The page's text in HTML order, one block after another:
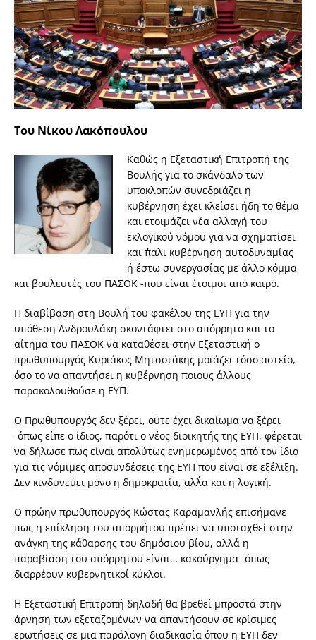
Του Νίκου Λακόπουλου
Καθώς η Εξεταστική Επιτροπή της
Βουλής για το σκάνδαλο των
υποκλοπών συνεδριάζει η
κυβέρνηση έχει κλείσει ήδη το θέμα
και ετοιμάζει νέα αλλαγή του
εκλογικού νόμου για να σχηματίσει
και π΄άλι κυβέρνηση αυτοδυναμίας
ή έστω συνεργασίας με άλλο κόμμα
και βουλευτές του ΠΑΣΟΚ -που είναι έτοιμοι από καιρό.
Η διαβίβαση στη Βουλή του φακέλου της ΕΥΠ για την
υπόθεση Ανδρουλάκη σκοντάφτει στο απόρρητο και το
αίτημα του ΠΑΣΟΚ να καταθέσει στην Εξεταστική ο
πρωθυπουργός Κυριάκος Μητσοτάκης μοιάζει τόσο αστείο,
όσο το να απαντήσει η κυβέρνηση ποιους άλλους
παρακολουθούσε η ΕΥΠ.
Ο Πρωθυπουργός δεν ξέρει, ούτε έχει δικαίωμα να ξέρει
-όπως είπε ο ίδιος, παρότι ο νέος διοικητής της ΕΥΠ, φέρεται
να δήλωσε πως είναι απολύτως ενημερωμένος από τον ίδιο
για τις νόμιμες αποσυνδέσεις της ΕΥΠ που είναι σε εξέλιξη.
Δεν κινδυνεύει μόνο η δημοκρατία, αλλ΄α και η λογική.
Ο πρώην πρωθυπουργός Κώστας Καραμανλής επισήμανε
πως η επίκληση του απορρήτου πρέπει να υποταχθεί στην
ανάγκη της κάθαρσης του δημόσιου βίου, αλλά η
παραβίαση του απόρρητου είναι… κακο΄ύργημα -όπως
διαρρέουν κυβερνητικοί κύκλοι.
Η Εξεταστική Επιτροπή δηλαδή θα βρεθεί μπροστά στην
άρνηση των εξεταζομένων να απαντήσουν σε κρίσιμες
ερωτήσεις σε μια παράλογη διαδικασία όπου η ΕΥΠ δεν